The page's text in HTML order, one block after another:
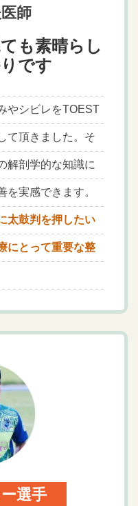
師
も素晴らし
です
やシビレをTOEST
て頂きました。そ
解剖学的な知識に
を実感できます。
太鼓判を押したい
にとって重要な整
選手